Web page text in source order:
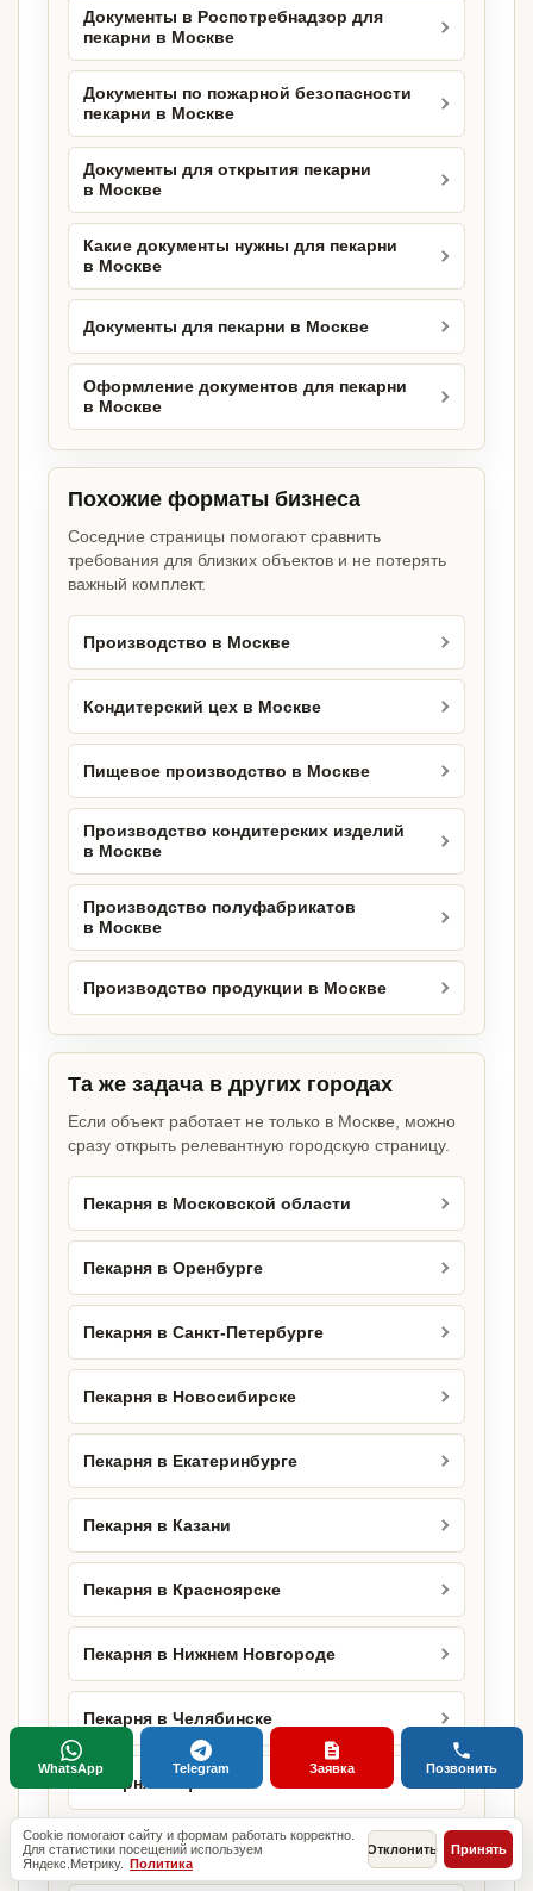
Документы в Роспотребнадзор для
пекарни в Москве
Документы по пожарной безопасности
пекарни в Москве
Документы для открытия пекарни
в Москве
Какие документы нужны для пекарни
в Москве
Документы для пекарни в Москве
Оформление документов для пекарни
в Москве
Похожие форматы бизнеса
Соседние страницы помогают сравнить
требования для близких объектов и не потерять
важный комплект.
Производство в Москве
Кондитерский цех в Москве
Пищевое производство в Москве
Производство кондитерских изделий
в Москве
Производство полуфабрикатов
в Москве
Производство продукции в Москве
Та же задача в других городах
Если объект работает не только в Москве, можно
сразу открыть релевантную городскую страницу.
Пекарня в Московской области
Пекарня в Оренбурге
Пекарня в Санкт-Петербурге
Пекарня в Новосибирске
Пекарня в Екатеринбурге
Пекарня в Казани
Пекарня в Красноярске
Пекарня в Нижнем Новгороде
Пекарня в Челябинске
Пекарня в Уфе
Пекарня в Краснодаре
Cookie помогают сайту и формам работать корректно.
Для статистики посещений используем
Яндекс.Метрику. Политика
Отклонить Принять
WhatsApp Telegram Заявка Позвонить